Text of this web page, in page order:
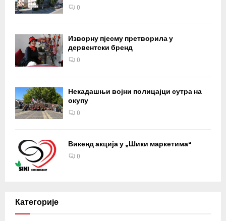
0
Изворну пјесму претворила у
дервентски бренд
0
Некадашњи војни полицајци сутра на
окупу
0
Викенд акција у „Шики маркетима“
0
Категорије